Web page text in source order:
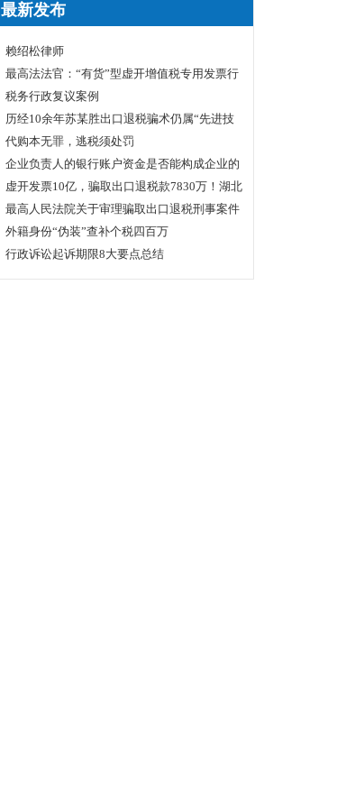
最新发布
赖绍松律师
最高法法官：“有货”型虚开增值税专用发票行
为定性
税务行政复议案例
历经10余年苏某胜出口退税骗术仍属“先进技
术”，福州国税稽查局相应的查骗方法仍非常管
用
代购本无罪，逃税须处罚
企业负责人的银行账户资金是否能构成企业的
应税收入？
虚开发票10亿，骗取出口退税款7830万！湖北
破获链条式骗税案
最高人民法院关于审理骗取出口退税刑事案件
具体应用法律若干问题的解释辑
外籍身份“伪装”查补个税四百万
行政诉讼起诉期限8大要点总结